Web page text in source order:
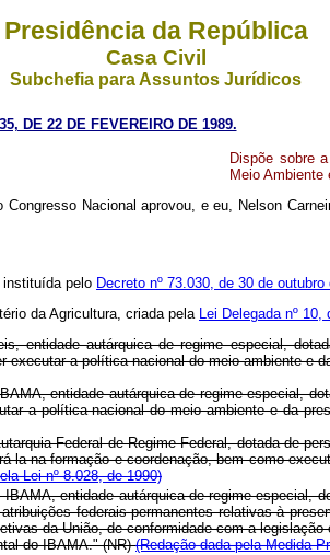
Presidência da República
Casa Civil
Subchefia para Assuntos Jurídicos
DE 22 DE FEVEREIRO DE 1989.
Dispõe sobre
Meio
Congresso Nacional aprovou, e eu, Nelson
instituída pelo Decreto nº 73.030, de 30 de outubro
da Agricultura, criada pela Lei Delegada nº 10,
entidade autárquica de regime especial,
a política nacional do meio ambiente
entidade autárquica de regime especial,
a política nacional do meio ambiente e da
Federal de Regime Federal, dotada de
na formação e coordenação, bem como
Lei nº 8.028, de 1990)
entidade autárquica de regime especial,
federais permanentes relativas à
da União, de conformidade com a
do IBAMA." (NR)(Redação dada pela Medida